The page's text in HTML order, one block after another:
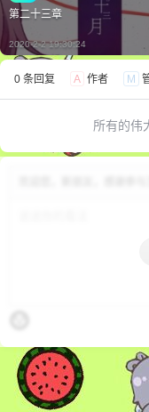
第二十三章
2020-2-2 19:30:24
0 条回复 A 作者 M
所有的伟